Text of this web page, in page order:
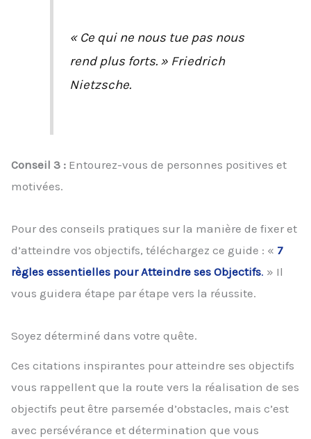
« Ce qui ne nous tue pas nous
rend plus forts. » Friedrich
Nietzsche.
Conseil 3 : Entourez-vous de personnes positives et
motivées.
Pour des conseils pratiques sur la manière de fixer et
d’atteindre vos objectifs, téléchargez ce guide : « 7
règles essentielles pour Atteindre ses Objectifs. » Il
vous guidera étape par étape vers la réussite.
Soyez déterminé dans votre quête.
Ces citations inspirantes pour atteindre ses objectifs
vous rappellent que la route vers la réalisation de ses
objectifs peut être parsemée d’obstacles, mais c’est
avec persévérance et détermination que vous